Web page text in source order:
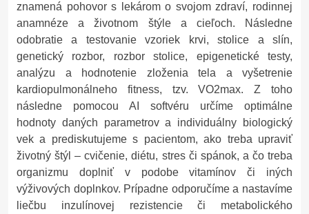
znamená pohovor s lekárom o svojom zdraví, rodinnej
anamnéze a životnom štýle a cieľoch. Následne
odobratie a testovanie vzoriek krvi, stolice a slín,
genetický rozbor, rozbor stolice, epigenetické testy,
analýzu a hodnotenie zloženia tela a vyšetrenie
kardiopulmonálneho fitness, tzv. VO2max. Z toho
následne pomocou AI softvéru určíme optimálne
hodnoty daných parametrov a individuálny biologický
vek a prediskutujeme s pacientom, ako treba upraviť
životný štýl – cvičenie, diétu, stres či spánok, a čo treba
organizmu doplniť v podobe vitamínov či iných
výživových doplnkov. Prípadne odporučíme a nastavíme
liečbu inzulínovej rezistencie či metabolického